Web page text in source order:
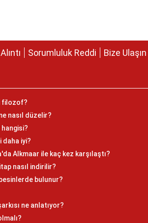
Sorumluluk Reddi Bize Ulaşın
filozof?
nasıl düzelir?
daha iyi?
Alkmaar ile kaç kez karşılaştı?
nasıl indirilir?
bulunur?
ne anlatıyor?